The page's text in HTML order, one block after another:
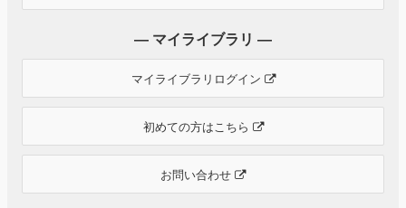
― マイライブラリ ―
マイライブラリログイン
初めての方はこちら
お問い合わせ